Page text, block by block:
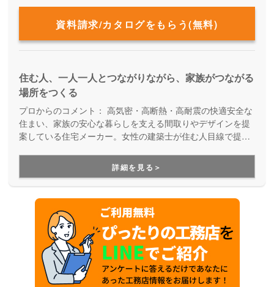
資料請求/カタログをもらう(無料)
住む人、一人一人とつながりながら、家族がつながる
場所をつくる
プロからのコメント： 高気密・高断熱・高耐震の快適安全な
住まい、家族の安心な暮らしを支える間取りやデザインを提
案している住宅メーカー。女性の建築士が住む人目線で提案
詳細を見る＞